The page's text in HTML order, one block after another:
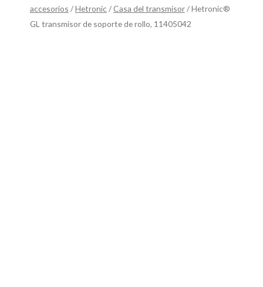
accesorios /Hetronic /Casa del transmisor/ Hetronic®
GL transmisor de soporte de rollo, 11405042